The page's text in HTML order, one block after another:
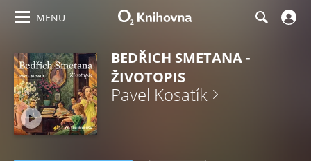
MENU
BEDŘICH SMETANA -
ŽIVOTOPIS
Pavel Kosatík